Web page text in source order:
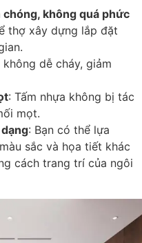
không quá phức
thợ xây dựng lắp đặt
không dễ cháy, giảm
: Tấm nhựa không bị tác
mọt.
: Bạn có thể lựa
sắc và họa tiết khác
cách trang trí của ngôi